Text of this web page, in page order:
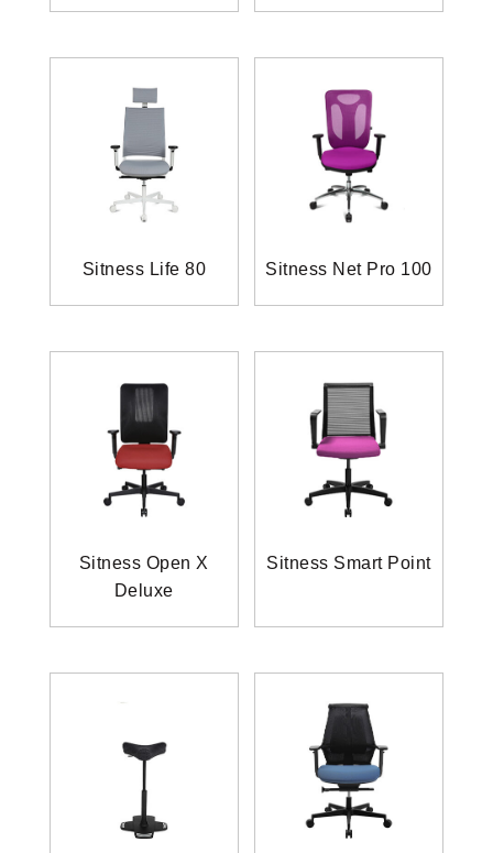
Sitness Life 80 Sitness Net Pro 100
Sitness Open X
Deluxe
Sitness Smart Point